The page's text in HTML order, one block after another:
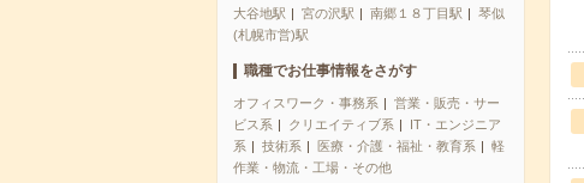
大谷地駅
宮の沢駅 南郷１８丁目駅
琴似
(札幌市営)駅
職種でお仕事情報をさがす
オフィスワーク・事務系
営業・販売・サー
ビス系
クリエイティブ系
IT・エンジニア
系
技術系 医療・介護・福祉・教育系
軽
作業・物流・工場・その他